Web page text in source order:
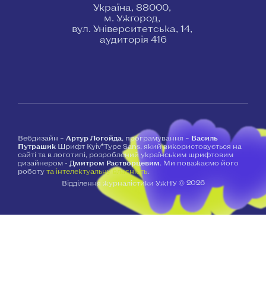
Україна, 88000,
м. Ужгород,
вул. Університетська, 14,
аудиторія 416
Вебдизайн – Артур Логойда , програмування – Василь
Путрашик Шрифт Kyiv*Type Sans, який використовується на
сайті та в логотипі, розроблений українським шрифтовим
дизайнером - Дмитром Растворцевим . Ми поважаємо його
роботу та інтелектуальну власність
Відділення журналістики УжНУ © 2026